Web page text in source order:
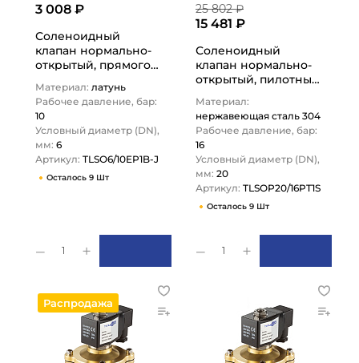
3 008 ₽
Соленоидный
клапан нормально-
открытый, прямого
Латунь/EPDM, DN6,…
Материал: латунь
Рабочее давление, бар:
10
Условный диаметр (DN),
мм: 6
Артикул: TLSO6/10EP1B-J
Осталось 9 Шт
1
25 802 ₽
15 481 ₽
Соленоидный
клапан нормально-
открытый, пилотный,
Нерж.304/PTFE,
DN20,
TLSOP20/16PT1S…
Материал:
нержавеющая сталь 304
Рабочее давление, бар:
16
Условный диаметр (DN),
мм: 20
Артикул: TLSOP20/16PT1S
Осталось 9 Шт
1
Распродажа